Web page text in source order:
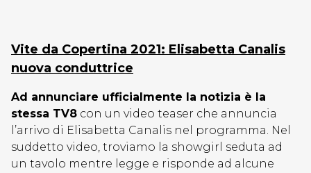
Vite da Copertina 2021: Elisabetta Canalis
nuova conduttrice
Ad annunciare ufficialmente la notizia è la
stessa TV8 con un video teaser che annuncia
l’arrivo di Elisabetta Canalis nel programma. Nel
suddetto video, troviamo la showgirl seduta ad
un tavolo mentre legge e risponde ad alcune